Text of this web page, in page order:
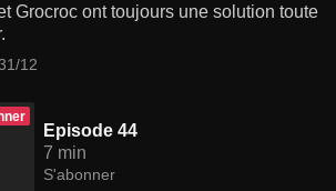
Grocroc ont toujours une solution toute
12
Episode 44
7 min
S'abonner